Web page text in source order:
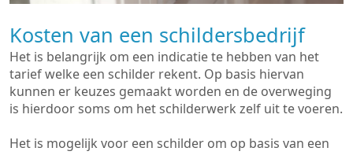
Kosten van een schildersbedrijf
Het is belangrijk om een indicatie te hebben van het
tarief welke een schilder rekent. Op basis hiervan
kunnen er keuzes gemaakt worden en de overweging
is hierdoor soms om het schilderwerk zelf uit te voeren.
Het is mogelijk voor een schilder om op basis van een